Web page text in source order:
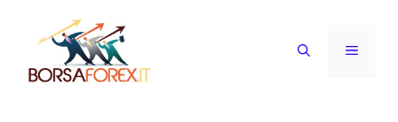
contenuto
MENU